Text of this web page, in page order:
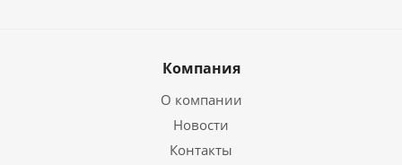
Компания
О компании
Новости
Контакты